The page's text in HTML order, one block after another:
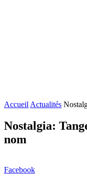
Accueil Actualités
Nostalgia:
nom
Facebook